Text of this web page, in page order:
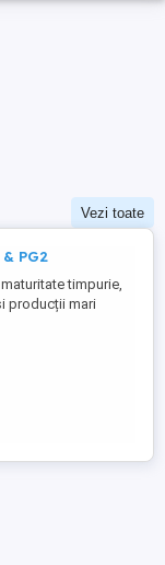
Vezi toate
PG2
timpurie,
producții mari
cu
in panificatie.
excellent de